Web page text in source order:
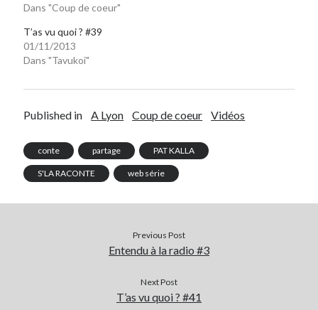
Dans "Coup de coeur"
T’as vu quoi ? #39
01/11/2013
Dans "Tavukoi"
Published in A Lyon Coup de coeur Vidéos
conte partage PAT KALLA
S'LA RACONTE web série
Previous Post
Entendu à la radio #3
Next Post
T’as vu quoi ? #41